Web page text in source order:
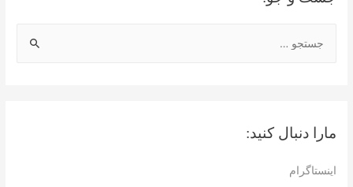
بمارا دنبال کنید:
اینستاگرام